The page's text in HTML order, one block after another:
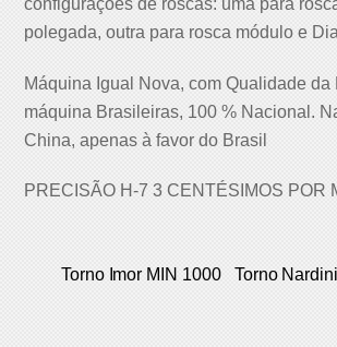
polegada, outra para rosca módulo e
Máquina Igual Nova, com Qualidade da
máquina Brasileiras, 100 % Nacional.
China, apenas à favor do Brasil
PRECISÃO H-7 3 CENTÉSIMOS POR
Torno Imor MIN 1000 Torno